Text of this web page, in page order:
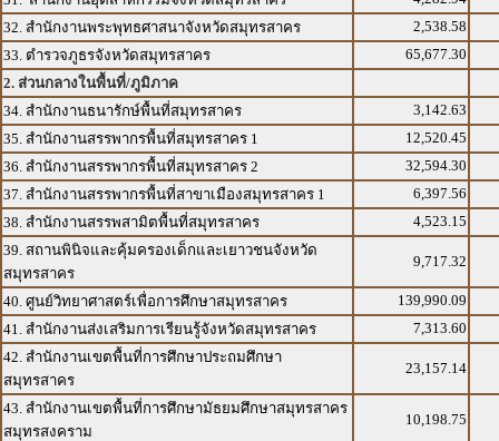
32. สำนักงานพระพุทธศาสนาจังหวัดสมุทรสาคร
2,538.58
33. ตำรวจภูธรจังหวัดสมุทรสาคร
65,677.30
2. ส่วนกลางในพื้นที่/ภูมิภาค
34. สำนักงานธนารักษ์พื้นที่สมุทรสาคร
3,142.63
35. สำนักงานสรรพากรพื้นที่สมุทรสาคร 1
12,520.45
36. สำนักงานสรรพากรพื้นที่สมุทรสาคร 2
32,594.30
37. สำนักงานสรรพากรพื้นที่สาขาเมืองสมุทรสาคร 1
6,397.56
38. สำนักงานสรรพสามิตพื้นที่สมุทรสาคร
4,523.15
39. สถานพินิจและคุ้มครองเด็กและเยาวชนจังหวัด
สมุทรสาคร
9,717.32
40. ศูนย์วิทยาศาสตร์เพื่อการศึกษาสมุทรสาคร
139,990.09
41. สำนักงานส่งเสริมการเรียนรู้จังหวัดสมุทรสาคร
7,313.60
42. สำนักงานเขตพื้นที่การศึกษาประถมศึกษา
สมุทรสาคร
23,157.14
43. สำนักงานเขตพื้นที่การศึกษามัธยมศึกษาสมุทรสาคร
สมุทรสงคราม
10,198.75